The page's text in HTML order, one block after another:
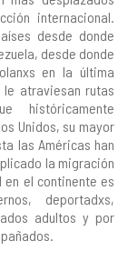
internacional.
desde donde
desde donde
en la última
le atraviesan rutas
históricamente
Unidos, su mayor
las Américas han
la migración
el continente es
deportadxs,
adultos y por